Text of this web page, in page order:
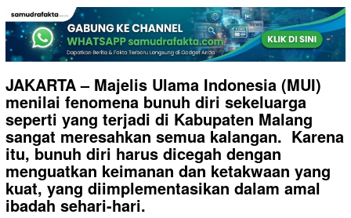
JAKARTA – Majelis Ulama Indonesia (MUI)
menilai fenomena bunuh diri sekeluarga
seperti yang terjadi di Kabupaten Malang
sangat meresahkan semua kalangan. Karena
itu, bunuh diri harus dicegah dengan
menguatkan keimanan dan ketakwaan yang
kuat, yang diimplementasikan dalam amal
ibadah sehari-hari.